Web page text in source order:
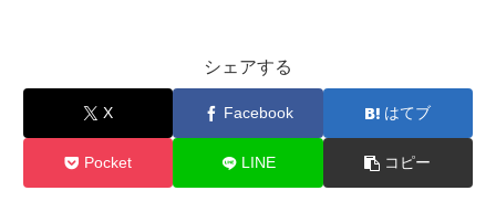
シェアする
X Facebook はてブ
Pocket LINE コピー